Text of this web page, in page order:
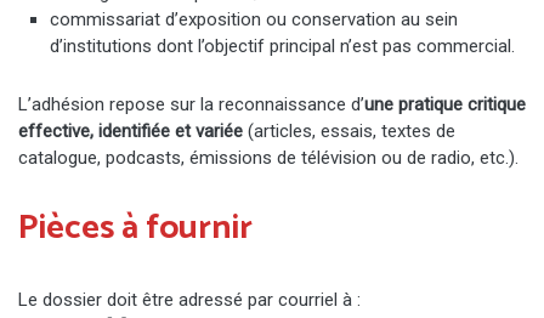
commissariat d’exposition ou conservation au sein
d’institutions dont l’objectif principal n’est pas commercial.
L’adhésion repose sur la reconnaissance d’une pratique critique
effective, identifiée et variée (articles, essais, textes de
catalogue, podcasts, émissions de télévision ou de radio, etc.).
Pièces à fournir
Le dossier doit être adressé par courriel à :